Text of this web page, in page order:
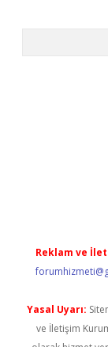
Reklam ve
Yasal Uyarı:
ve İletişim